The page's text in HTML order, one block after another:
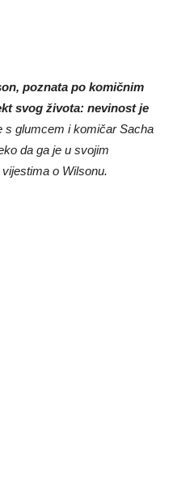
poznata po komičnim
svog života: nevinost je
s glumcem i komičar Sacha
da ga je u svojim
o Wilsonu.